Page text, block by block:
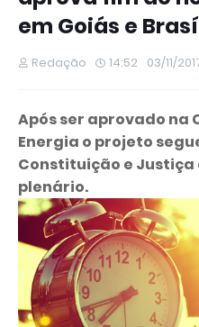
em Goiás e
Redação 14:52 03/11/
Após ser aprovado na
Energia o projeto
Constituição e Justiça
plenário.